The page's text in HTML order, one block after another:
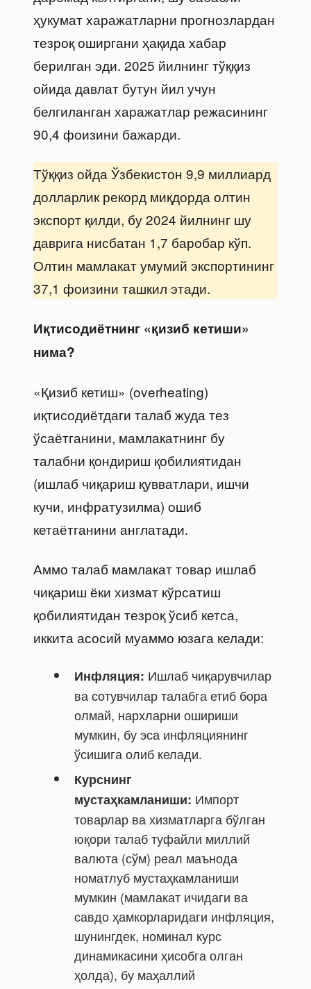
ҳукумат харажатларни прогнозлардан
тезроқ оширгани ҳақида хабар
берилган эди. 2025 йилнинг тўққиз
ойида давлат бутун йил учун
белгиланган харажатлар режасининг
90,4 фоизини бажарди.
Тўққиз ойда Ўзбекистон 9,9 миллиард
долларлик рекорд миқдорда олтин
экспорт қилди, бу 2024 йилнинг шу
даврига нисбатан 1,7 баробар кўп.
Олтин мамлакат умумий экспортининг
37,1 фоизини ташкил этади.
Иқтисодиётнинг «қизиб кетиши»
нима?
«Қизиб кетиш» (overheating)
иқтисодиётдаги талаб жуда тез
ўсаётганини, мамлакатнинг бу
талабни қондириш қобилиятидан
(ишлаб чиқариш қувватлари, ишчи
кучи, инфратузилма) ошиб
кетаётганини англатади.
Аммо талаб мамлакат товар ишлаб
чиқариш ёки хизмат кўрсатиш
қобилиятидан тезроқ ўсиб кетса,
иккита асосий муаммо юзага келади:
Инфляция: Ишлаб чиқарувчилар
ва сотувчилар талабга етиб бора
олмай, нархларни ошириши
мумкин, бу эса инфляциянинг
ўсишига олиб келади.
Курснинг
мустаҳкамланиши: Импорт
товарлар ва хизматларга бўлган
юқори талаб туфайли миллий
валюта (сўм) реал маънода
номатлуб мустаҳкамланиши
мумкин (мамлакат ичидаги ва
савдо ҳамкорларидаги инфляция,
шунингдек, номинал курс
динамикасини ҳисобга олган
ҳолда), бу маҳаллий